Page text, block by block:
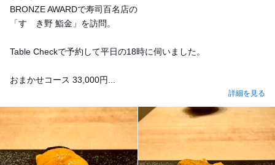
BRONZE AWARDで寿司百名店の
「すゝき野 鮨金」を訪問。
Table Checkで予約して平日の18時に伺いました。
おまかせコース 33,000円...
詳細を見る